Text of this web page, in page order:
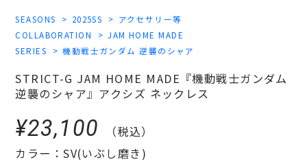
SEASONS 2025SS
アクセサリー等
COLLABORATION
JAM HOME MADE
SERIES
機動戦士ガンダム 逆襲のシャア
STRICT-G JAM HOME MADE『機動戦士ガンダム
逆襲のシャア』アクシズ ネックレス
¥23,100
（税込）
カラー：SV(いぶし磨き)